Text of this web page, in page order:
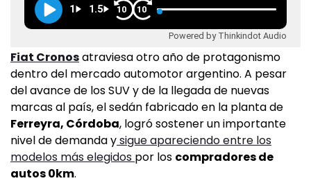
1 1.5 10 10
Powered by Thinkindot Audio
Fiat Cronosatraviesa otro año de protagonismo
dentro del mercado automotor argentino. A pesar
del avance de los SUV y de la llegada de nuevas
marcas al país, el sedán fabricado en la planta de
Ferreyra, Córdoba, logró sostener un importante
nivel de demanda ysigue apareciendo entre los
modelos más elegidos por los compradores de
autos 0km.